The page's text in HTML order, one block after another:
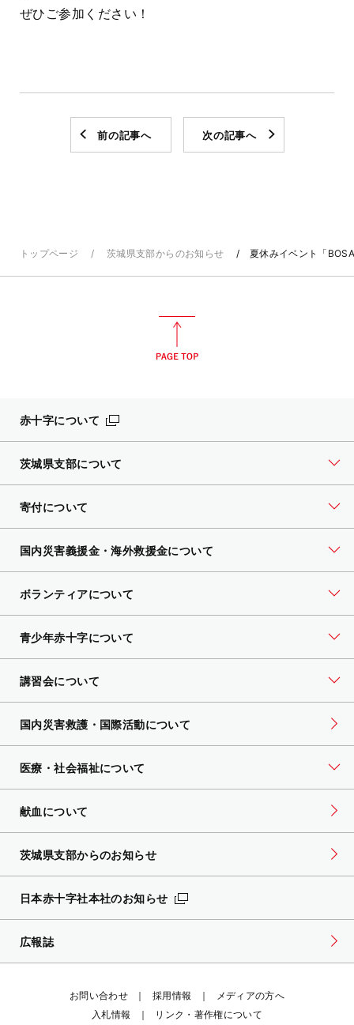
ぜひご参加ください！
前の記事へ 次の記事へ
トップページ 茨城県支部からのお知らせ 夏休みイベント「
赤十字について
茨城県支部について
寄付について
国内災害義援金・海外救援金について
ボランティアについて
青少年赤十字について
講習会について
国内災害救護・国際活動について
医療・社会福祉について
献血について
茨城県支部からのお知らせ
日本赤十字社本社のお知らせ
広報誌
お問い合わせ 採用情報
メディアの方へ
入札情報
リンク・著作権について